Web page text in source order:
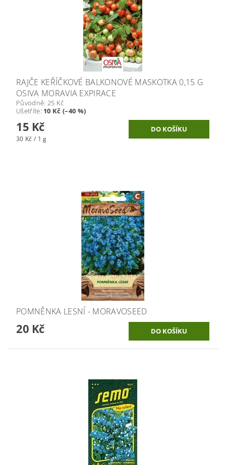
RAJČE KEŘÍČKOVÉ BALKONOVÉ MASKOTKA 0,15 G
OSIVA MORAVIA EXPIRACE
Původně: 25 Kč
Ušetříte: 10 Kč (–40 %)
15 Kč
30 Kč / 1 g
POMNĚNKA LESNÍ - MORAVOSEED
20 Kč